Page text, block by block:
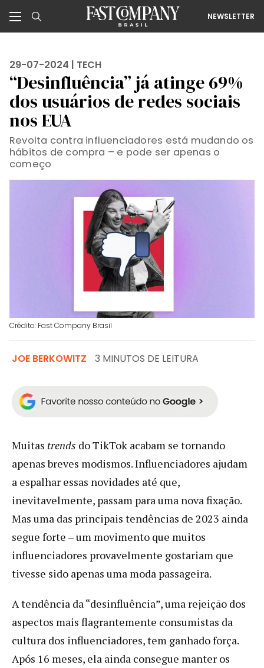
NEWSLETTER
29-07-2024 | TECH
“Desinfluência” já atinge 69%
dos usuários de redes sociais
nos EUA
Revolta contra influenciadores está mudando os
hábitos de compra – e pode ser apenas o
começo
Crédito: Fast Company Brasil
JOE BERKOWITZ 3 MINUTOS DE LEITURA
Muitas trends do TikTok acabam se tornando
apenas breves modismos. Influenciadores ajudam
a espalhar essas novidades até que,
inevitavelmente, passam para uma nova fixação.
Mas uma das principais tendências de 2023 ainda
segue forte – um movimento que muitos
influenciadores provavelmente gostariam que
tivesse sido apenas uma moda passageira.
A tendência da “desinfluência”, uma rejeição dos
aspectos mais flagrantemente consumistas da
cultura dos influenciadores, tem ganhado força.
Após 16 meses, ela ainda consegue manter os